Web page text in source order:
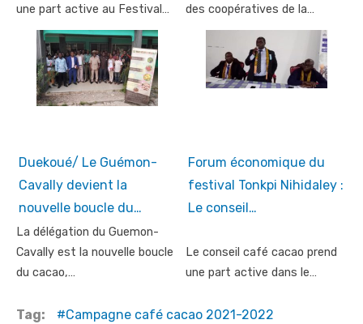
une part active au Festival…
des coopératives de la…
Duekoué/ Le Guémon-
Cavally devient la
nouvelle boucle du…
La délégation du Guemon-
Cavally est la nouvelle boucle
du cacao,…
Forum économique du
festival Tonkpi Nihidaley :
Le conseil…
Le conseil café cacao prend
une part active dans le…
Tag:
Campagne café cacao 2021-2022